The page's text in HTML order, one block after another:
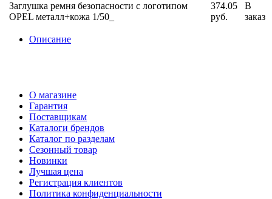
Заглушка ремня безопасности с логотипом
OPEL металл+кожа 1/50_
374.05
руб.
В
заказ
Описание
О магазине
Гарантия
Поставщикам
Каталоги брендов
Каталог по разделам
Сезонный товар
Новинки
Лучшая цена
Регистрация клиентов
Политика конфиденциальности